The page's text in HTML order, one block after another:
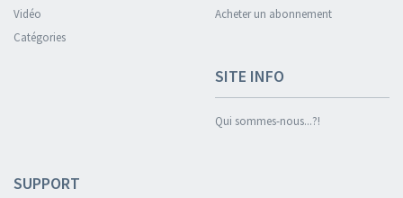
Vidéo
Catégories
Acheter un abonnement
SITE INFO
Qui sommes-nous...?!
SUPPORT